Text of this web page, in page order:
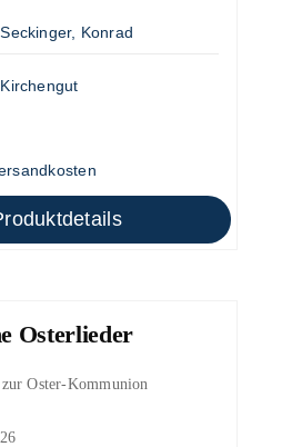
Seckinger, Konrad
Kirchengut
Osterlieder
Oster-Kommunion